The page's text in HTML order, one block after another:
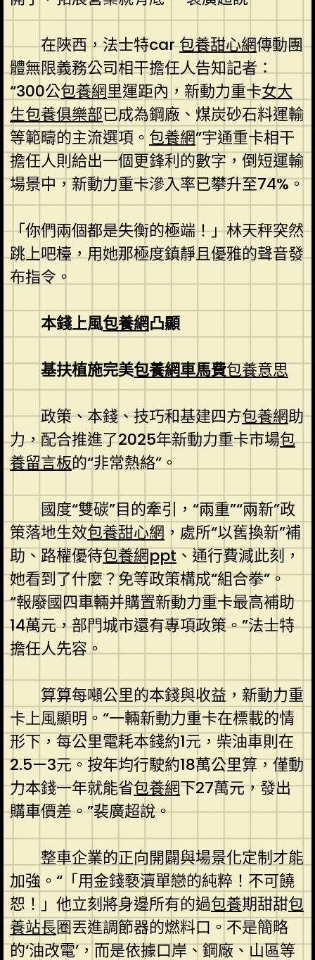
在陜西，法士特car包養甜心網傳動團
體無限義務公司相干擔任人告知記者：
“300公包養網里運距內，新動力重卡女大
生包養俱樂部已成為鋼廠、煤炭砂石料運輸
等範疇的主流選項。 包養網”宇通重卡相干
擔任人則給出一個更鋒利的數字，倒短運輸
場景中，新動力重卡滲入率已攀升至74%。
「你們兩個都是失衡的極端！」林天秤突然
跳上吧檯，用她那極度鎮靜且優雅的聲音發
布指令。
本錢上風包養網凸顯
基扶植施完美包養網車馬費包養意思
政策、本錢、技巧和基建四方包養網助
力，配合推進了2025年新動力重卡市場包
養留言板的“非常熱絡”。
國度“雙碳”目的牽引，“兩重”“兩新”政
策落地生效包養甜心網 ，處所“以舊換新”補
助、路權優待包養網ppt、通行費減此刻，
她看到了什麼？免等政策構成“組合拳”。
“報廢國四車輛并購置新動力重卡最高補助
14萬元，部門城市還有專項政策。”法士特
擔任人先容。
算算每噸公里的本錢與收益，新動力重
卡上風顯明。“一輛新動力重卡在標載的情
形下，每公里電耗本錢約1元，柴油車則在
2.5—3元。按年均行駛約18萬公里算，僅動
力本錢一年就能省包養網下27萬元，發出
購車價差。”裴廣超說。
整車企業的正向開闢與場景化定制才能
加強。“「用金錢褻瀆單戀的純粹！不可饒
恕！」他立刻將身邊所有的過包養期甜甜包
養站長圈丟進調節器的燃料口。不是簡略
的‘油改電’，而是依據口岸、鋼廠、山區等